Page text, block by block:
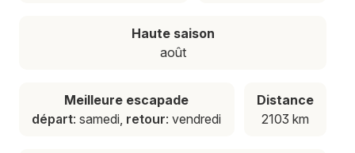
Haute saison
août
Meilleure escapade
départ: samedi, retour: vendredi
Distance
2103 km